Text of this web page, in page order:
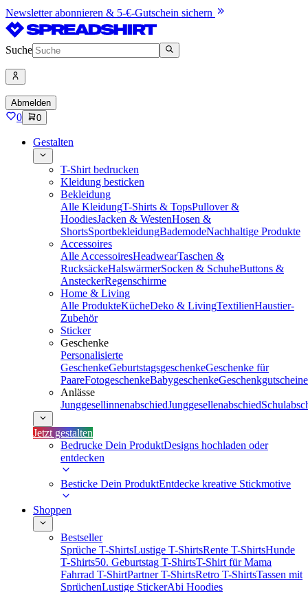
Newsletter abonnieren & 5-€-Gutschein sichern
Suche
Abmelden
0 0
Gestalten
T-Shirt bedrucken
Kleidung besticken
Bekleidung
Alle KleidungT-Shirts & TopsPullover &
HoodiesJacken & WestenHosen &
ShortsSportbekleidungBademodeNachhaltige Produkte
Accessoires
Alle AccessoiresHeadwearTaschen &
RucksäckeHalswärmerSocken & SchuheButtons &
AnsteckerRegenschirme
Home & Living
Alle ProdukteKücheDeko & LivingTextilienHaustier-
Zubehör
Sticker
Geschenke
Personalisierte
GeschenkeGeburtstagsgeschenkeGeschenke für
PaareFotogeschenkeBabygeschenkeGeschenkgutscheine
Anlässe
JunggesellinnenabschiedJunggesellenabschied
Jetzt gestalten
Bedrucke Dein ProduktDesigns hochladen oder
entdecken
Besticke Dein ProduktEntdecke kreative Stickmotive
Shoppen
Bestseller
Sprüche T-ShirtsLustige T-ShirtsRente T-ShirtsHunde
T-Shirts50. Geburtstag T-ShirtsT-Shirt für Mama
Fahrrad T-ShirtPartner T-ShirtsRetro T-ShirtsTassen mit
SprüchenLustige StickerAbi Hoodies